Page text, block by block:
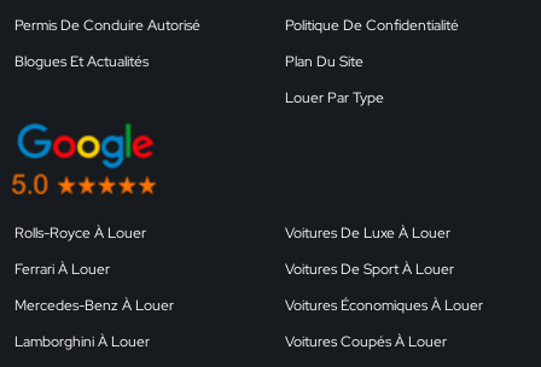
Permis De Conduire Autorisé
Blogues Et Actualités
Politique De Confidentialité
Plan Du Site
Louer Par Type
Rolls-Royce À Louer
Ferrari À Louer
Mercedes-Benz À Louer
Lamborghini À Louer
Voitures De Luxe À Louer
Voitures De Sport À Louer
Voitures Économiques À Louer
Voitures Coupés À Louer